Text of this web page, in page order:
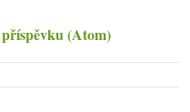
(Atom)